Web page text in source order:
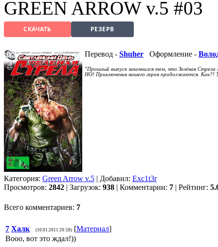
GREEN ARROW v.5 #03
СКАЧАТЬ РЕЗЕРВ
Перевод - Shuher Оформление -
"Прошлый выпуск закончился тем, что Зелёная
НО! Приключения нашего героя продолжаются. Как?!
Категория: Green Arrow v.5 | Добавил: Exc1t3r
Просмотров: 2842 | Загрузок: 938 | Комментарии: 7 | Рейтинг:
Всего комментариев: 7
7 Халк (10.01.2011 20:58) [Материал]
Вооо, вот это ждал!))